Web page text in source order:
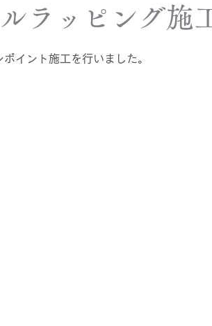
ラッピング施
イント施工を行いました。